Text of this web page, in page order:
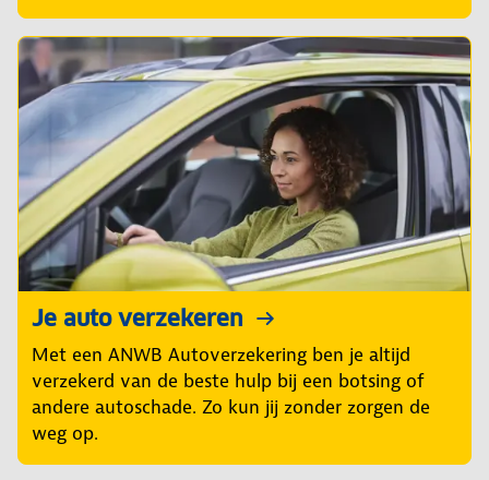
Je auto verzekeren
Met een ANWB Autoverzekering ben je altijd
verzekerd van de beste hulp bij een botsing of
andere autoschade. Zo kun jij zonder zorgen de
weg op.